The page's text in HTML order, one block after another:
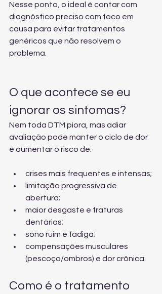
Nesse ponto, o ideal é contar com
diagnóstico preciso com foco em
causa para evitar tratamentos
genéricos que não resolvem o
problema.
O que acontece se eu
ignorar os sintomas?
Nem toda DTM piora, mas adiar
avaliação pode manter o ciclo de dor
e aumentar o risco de:
crises mais frequentes e intensas;
limitação progressiva de
abertura;
maior desgaste e fraturas
dentárias;
sono ruim e fadiga;
compensações musculares
(pescoço/ombros) e dor crônica.
Como é o tratamento